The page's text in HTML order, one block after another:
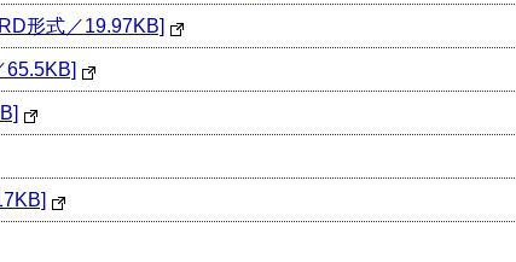
形式／19.97KB]
65.5KB]